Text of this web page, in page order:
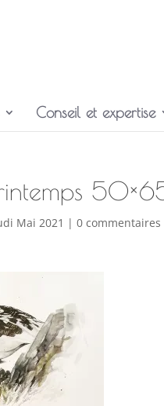
Conseil et expertise
Mai 2021 |0 commentaires